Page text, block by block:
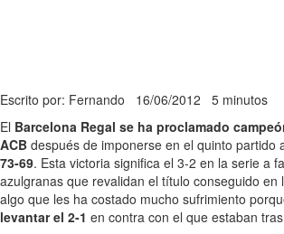
Escrito por: Fernando 16/06/2012 5 minutos
El Barcelona Regal se ha proclamado
ACB después de imponerse en el quinto partido
73-69. Esta victoria significa el 3-2 en la serie a
azulgranas que revalidan el título conseguido en
algo que les ha costado mucho sufrimiento
levantar el 2-1 en contra con el que estaban